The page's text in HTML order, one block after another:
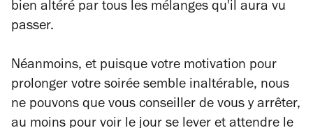
bien altéré par tous les mélanges qu'il aura vu
passer.
Néanmoins, et puisque votre motivation pour
prolonger votre soirée semble inaltérable, nous
ne pouvons que vous conseiller de vous y arrêter,
au moins pour voir le jour se lever et attendre le